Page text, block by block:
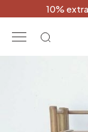
10%